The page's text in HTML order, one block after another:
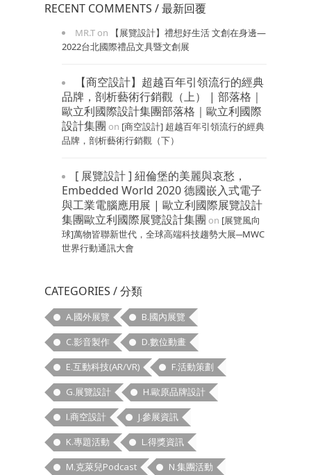
RECENT COMMENTS / 最新回覆
MR.T on
【展覽設計】禮想好生活 文創在身邊—
2022台北國際禮品文具暨文創展
【商空設計】超越百年引領流行的經典
品牌，剖析藝術行銷觀（上） | 部落格｜
歐立利國際設計集團部落格｜歐立利國際
設計集團 on [商空設計] 超越百年引領流行的經典
品牌，剖析藝術行銷觀（下）
[ 展覽設計 ] 紐倫堡的美麗與哀愁，
Embedded World 2020 德國嵌入式電子
與工業電腦應用展 | 歐立利國際展覽設計
集團歐立利國際展覽設計集團 on [展覽風向
球]萬物皆聯新世代，全球高端科技趨勢大展─MWC
世界行動通訊大會
CATEGORIES / 分類
A.國外展覽
B.國內展覽
C.影音製作
D.數位動畫
E.互動科技(AR/VR)
F.活動策劃
G.展覽設計
H.歐原品牌設計
I.商空設計
J.參展資訊
K.專題活動
L.得獎資訊
M.克萊兒Podcast
N.集團活動